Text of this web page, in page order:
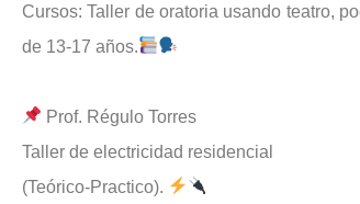
Cursos: Taller de oratoria usando teatro,
de 13-17 años.
Prof. Régulo Torres
Taller de electricidad residencial
(Teórico-Practico).